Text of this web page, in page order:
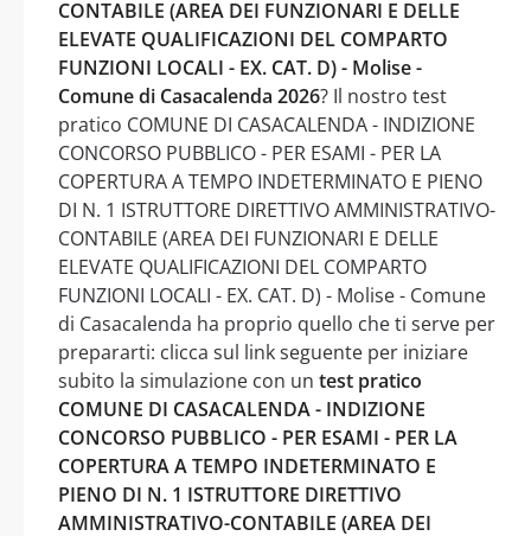
CONTABILE (AREA DEI FUNZIONARI E DELLE
ELEVATE QUALIFICAZIONI DEL COMPARTO
FUNZIONI LOCALI - EX. CAT. D) - Molise -
Comune di Casacalenda 2026? Il nostro test
pratico COMUNE DI CASACALENDA - INDIZIONE
CONCORSO PUBBLICO - PER ESAMI - PER LA
COPERTURA A TEMPO INDETERMINATO E PIENO
DI N. 1 ISTRUTTORE DIRETTIVO AMMINISTRATIVO-
CONTABILE (AREA DEI FUNZIONARI E DELLE
ELEVATE QUALIFICAZIONI DEL COMPARTO
FUNZIONI LOCALI - EX. CAT. D) - Molise - Comune
di Casacalenda ha proprio quello che ti serve per
prepararti: clicca sul link seguente per iniziare
subito la simulazione con un test pratico
COMUNE DI CASACALENDA - INDIZIONE
CONCORSO PUBBLICO - PER ESAMI - PER LA
COPERTURA A TEMPO INDETERMINATO E
PIENO DI N. 1 ISTRUTTORE DIRETTIVO
AMMINISTRATIVO-CONTABILE (AREA DEI